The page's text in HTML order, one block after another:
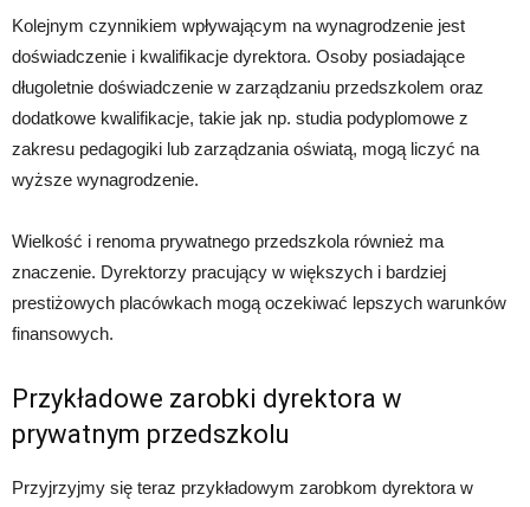
Kolejnym czynnikiem wpływającym na wynagrodzenie jest
doświadczenie i kwalifikacje dyrektora. Osoby posiadające
długoletnie doświadczenie w zarządzaniu przedszkolem oraz
dodatkowe kwalifikacje, takie jak np. studia podyplomowe z
zakresu pedagogiki lub zarządzania oświatą, mogą liczyć na
wyższe wynagrodzenie.
Wielkość i renoma prywatnego przedszkola również ma
znaczenie. Dyrektorzy pracujący w większych i bardziej
prestiżowych placówkach mogą oczekiwać lepszych warunków
finansowych.
Przykładowe zarobki dyrektora w
prywatnym przedszkolu
Przyjrzyjmy się teraz przykładowym zarobkom dyrektora w